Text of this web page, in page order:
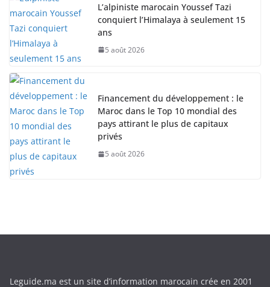
L’alpiniste marocain Youssef Tazi
conquiert l’Himalaya à seulement 15
ans
5 août 2026
Financement du développement : le
Maroc dans le Top 10 mondial des
pays attirant le plus de capitaux
privés
5 août 2026
Leguide.ma est un site d’information marocain crée en 2001